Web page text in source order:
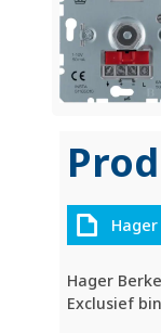
Hager
Exclusief